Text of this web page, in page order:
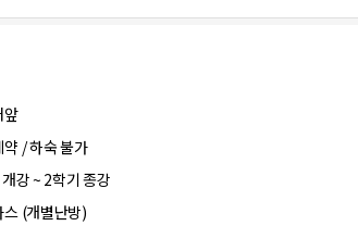
앞
약 / 하숙 불가
강 ~ 2학기 종강
스 (개별난방)